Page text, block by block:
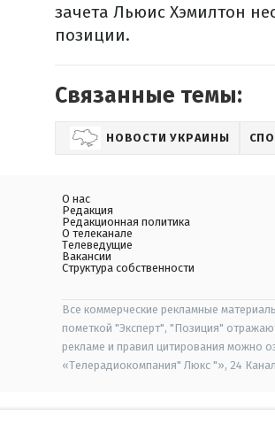
зачета Льюис Хэмилтон
позиции.
Связанные темы:
НОВОСТИ УКРАИНЫ
О нас
Редакция
Редакционная политика
О телеканале
Телеведущие
Вакансии
Структура собственности
Все коммерческие рекламные
пометкой "Эксперт", "Позиция"
рекламе и правил цитирования можно
«Телерадиокомпания" Люкс "», 24